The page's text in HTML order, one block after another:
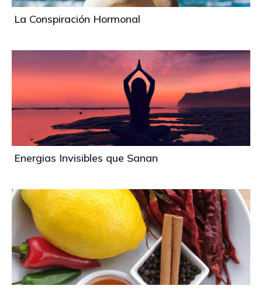
La Conspiración Hormonal
Energias Invisibles que Sanan